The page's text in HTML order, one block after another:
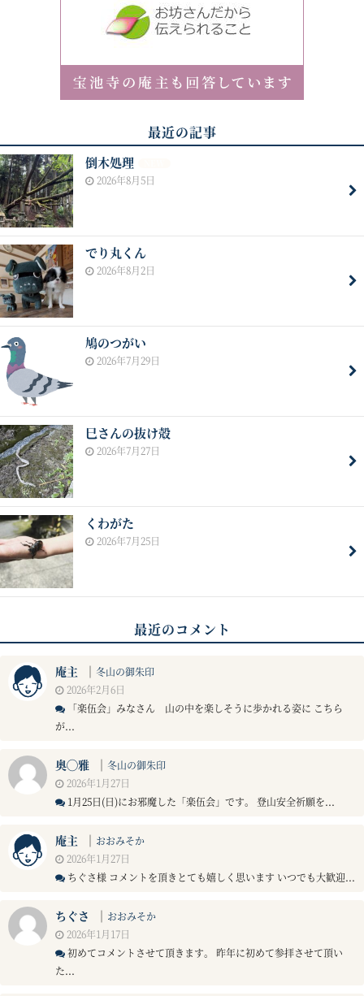
最近の記事
倒木処理
2026年8月5日
でり丸くん
2026年8月2日
鳩のつがい
2026年7月29日
巳さんの抜け殻
2026年7月27日
くわがた
2026年7月25日
最近のコメント
庵主 ｜ 冬山の御朱印
2026年2月6日
「楽伍会」みなさん 山の中を楽しそうに歩かれる姿に こちら
が...
奥◯雅 ｜ 冬山の御朱印
2026年1月27日
1月25日(日)にお邪魔した「楽伍会」です。 登山安全祈願を...
庵主 ｜ おおみそか
2026年1月27日
ちぐさ様 コメントを頂きとても嬉しく思います いつでも大歓迎...
ちぐさ ｜ おおみそか
2026年1月17日
初めてコメントさせて頂きます。 昨年に初めて参拝させて頂い
た...